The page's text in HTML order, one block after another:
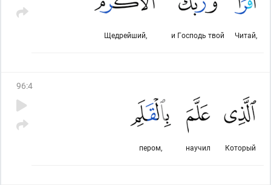
Читай,
и Господь твой
Щедрейший,
96:4
Который
научил
пером,